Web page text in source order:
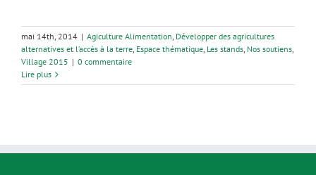
mai 14th, 2014 | Agiculture Alimentation Développer des agricultures
alternatives et l’accès à la terre Espace thématique Les stands Nos soutiens
Village 2015 | 0 commentaire
Lire plus